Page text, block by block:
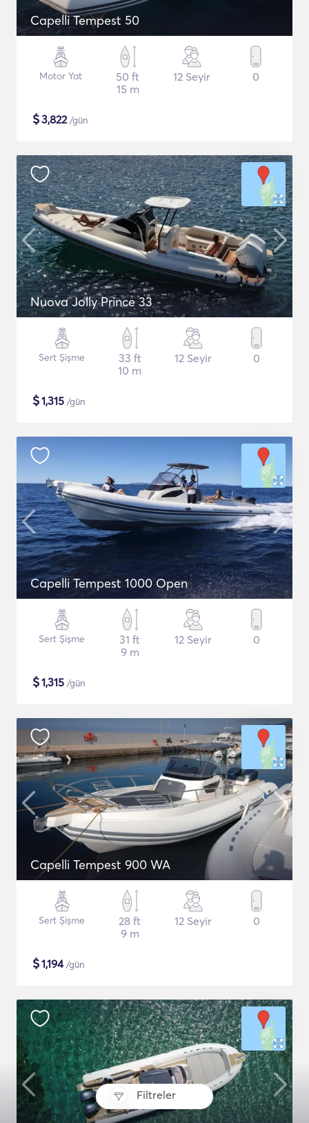
Filtreler
Capelli Tempest 50
Motor Yat
50 ft
15 m
12 Seyir 0
$3,822/gün
Nuova Jolly Prince 33
Sert Şişme
33 ft
10 m
12 Seyir 0
$1,315 /gün
Capelli Tempest 1000 Open
Sert Şişme
31 ft
9 m
12 Seyir 0
$1,315 /gün
Capelli Tempest 900 WA
Sert Şişme
28 ft
9 m
12 Seyir 0
$1,194/gün